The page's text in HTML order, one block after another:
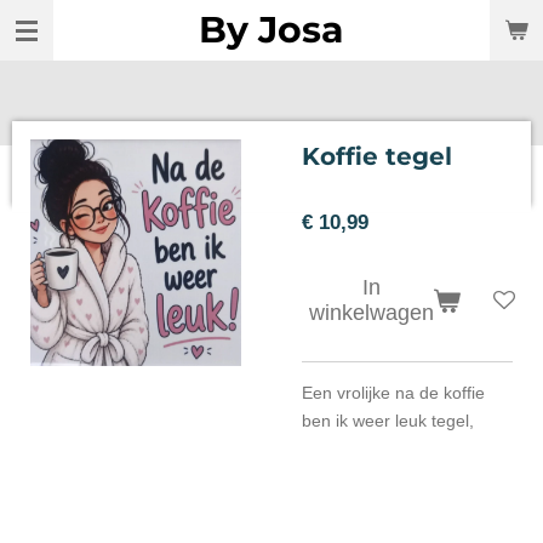
Ga
hoofdinhoud
By Josa
Koffie tegel
€ 10,99
In
winkelwagen
Een vrolijke na de koffie
ben ik weer leuk tegel,